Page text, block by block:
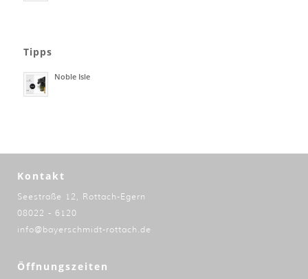
Tipps
Noble Isle
Kontakt
Seestraße 12, Rottach-Egern
08022 - 6120
info@bayerschmidt-rottach.de
Öffnungszeiten